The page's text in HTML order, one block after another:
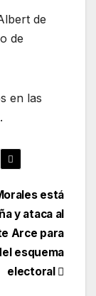
de
de
en las
está
y ataca al
Arce para
esquema
electoral